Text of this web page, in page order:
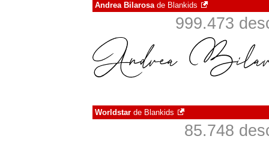
Andrea Bilarosade Blankids
999.473
Worldstar de Blankids
85.748